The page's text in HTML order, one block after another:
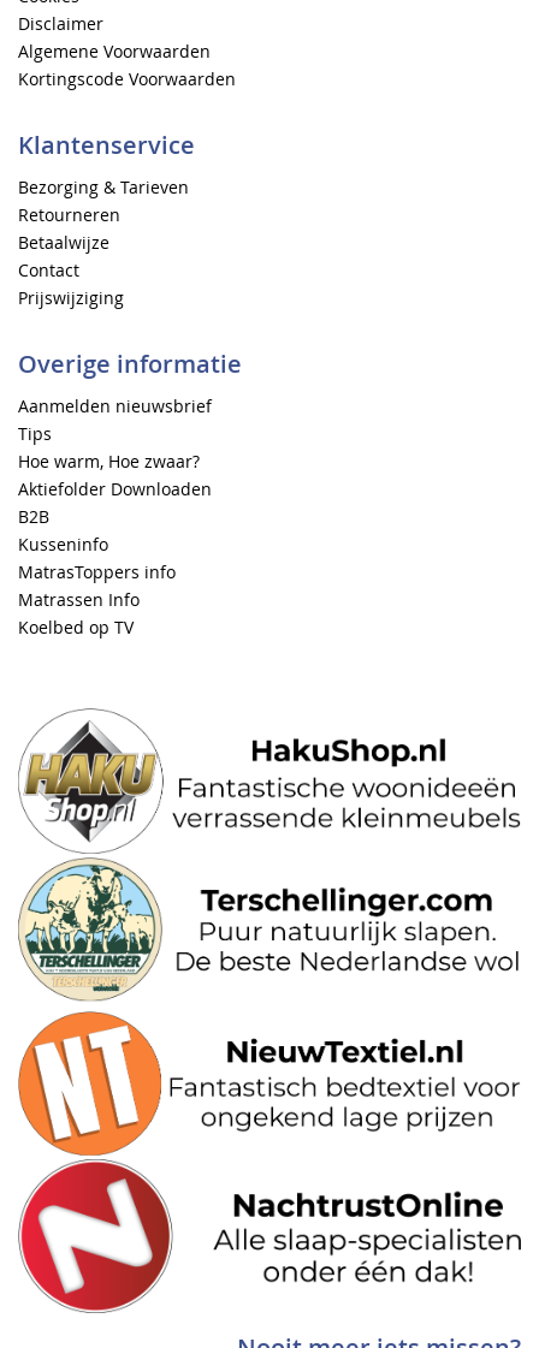
Disclaimer
Algemene Voorwaarden
Kortingscode Voorwaarden
Klantenservice
Bezorging & Tarieven
Retourneren
Betaalwijze
Contact
Prijswijziging
Overige informatie
Aanmelden nieuwsbrief
Tips
Hoe warm, Hoe zwaar?
Aktiefolder Downloaden
B2B
Kusseninfo
MatrasToppers info
Matrassen Info
Koelbed op TV